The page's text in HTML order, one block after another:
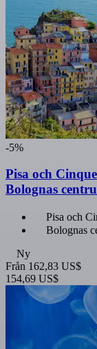
-5%
Pisa och
Bolognas
Pisa och
Bolognas
Ny
Från 162,83 US$
154,69 US$